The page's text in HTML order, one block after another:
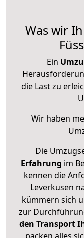
Was wir
Ein
die Last zu
Wir haben
Die
Erfahrung im
kennen die
Leverkusen
kümmern sich
zur
den Transport